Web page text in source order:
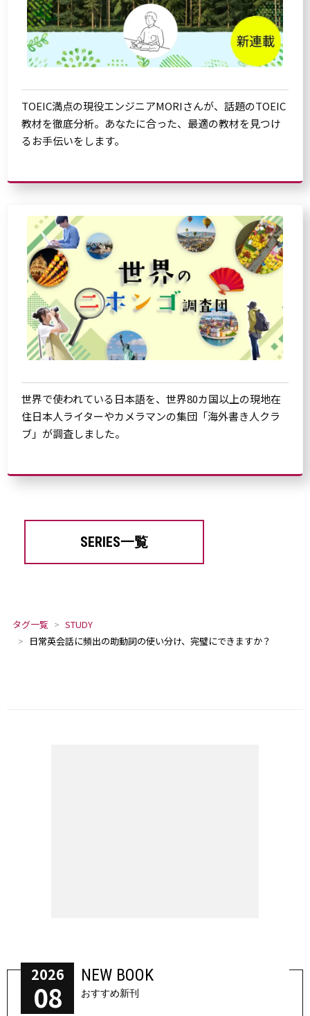
TOEIC満点の現役エンジニアMORIさんが、話題のTOEIC
教材を徹底分析。あなたに合った、最適の教材を見つけ
るお手伝いをします。
世界で使われている日本語を、世界80カ国以上の現地在
住日本人ライターやカメラマンの集団「海外書き人クラ
ブ」が調査しました。
SERIES一覧
タグ一覧
STUDY
日常英会話に頻出の助動詞の使い分け、完璧にできますか？
2026
08
NEW BOOK
おすすめ新刊